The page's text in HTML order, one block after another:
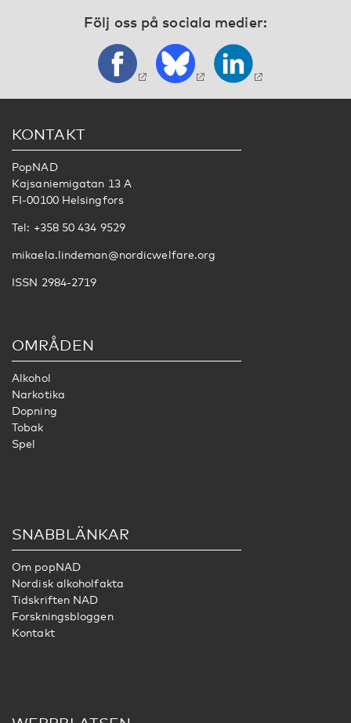
Följ oss på sociala medier:
KONTAKT
PopNAD
Kajsaniemigatan 13 A
FI-00100 Helsingfors
Tel: +358 50 434 9529
mikaela.lindeman@nordicwelfare.org
ISSN 2984-2719
OMRÅDEN
Alkohol
Narkotika
Dopning
Tobak
Spel
SNABBLÄNKAR
Om popNAD
Nordisk alkoholfakta
Tidskriften NAD
Forskningsbloggen
Kontakt